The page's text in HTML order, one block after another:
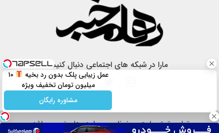
مارا در شبکه های اجتماعی دنبال کنید
تمام حقوق سایت محفوظ و مربوط به رهام خبر می باشد.
عمل زیبایی پلک بدون رد بخیه
۱۰
میلیون تومان تخفیف ویژه
مشاوره رایگان